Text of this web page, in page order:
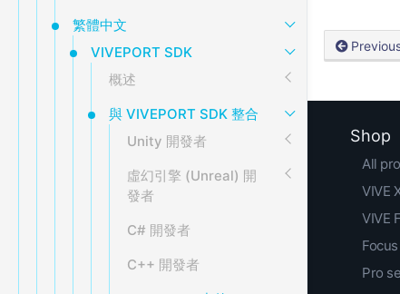
繁體中文
VIVEPORT SDK
概述
與 VIVEPORT SDK 整合
Unity 開發者
虛幻引擎 (Unreal) 開
發者
C# 開發者
C++ 開發者
Shop
All
VIVE
VIVE
Pro